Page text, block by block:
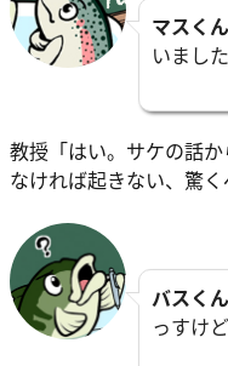
マスくん
いまし
教授「はい。サケの話
なければ起きない、驚く
バスくん
っすけ